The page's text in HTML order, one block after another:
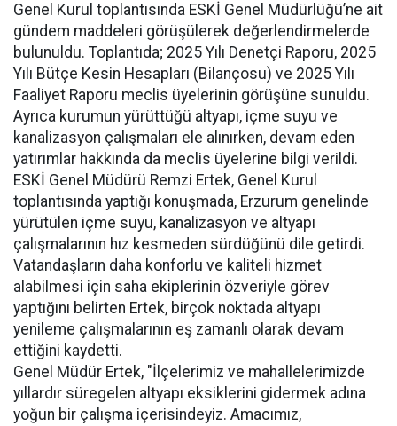
Genel Kurul toplantısında ESKİ Genel Müdürlüğü’ne ait
gündem maddeleri görüşülerek değerlendirmelerde
bulunuldu. Toplantıda; 2025 Yılı Denetçi Raporu, 2025
Yılı Bütçe Kesin Hesapları (Bilançosu) ve 2025 Yılı
Faaliyet Raporu meclis üyelerinin görüşüne sunuldu.
Ayrıca kurumun yürüttüğü altyapı, içme suyu ve
kanalizasyon çalışmaları ele alınırken, devam eden
yatırımlar hakkında da meclis üyelerine bilgi verildi.
ESKİ Genel Müdürü Remzi Ertek, Genel Kurul
toplantısında yaptığı konuşmada, Erzurum genelinde
yürütülen içme suyu, kanalizasyon ve altyapı
çalışmalarının hız kesmeden sürdüğünü dile getirdi.
Vatandaşların daha konforlu ve kaliteli hizmet
alabilmesi için saha ekiplerinin özveriyle görev
yaptığını belirten Ertek, birçok noktada altyapı
yenileme çalışmalarının eş zamanlı olarak devam
ettiğini kaydetti.
Genel Müdür Ertek, "İlçelerimiz ve mahallelerimizde
yıllardır süregelen altyapı eksiklerini gidermek adına
yoğun bir çalışma içerisindeyiz. Amacımız,